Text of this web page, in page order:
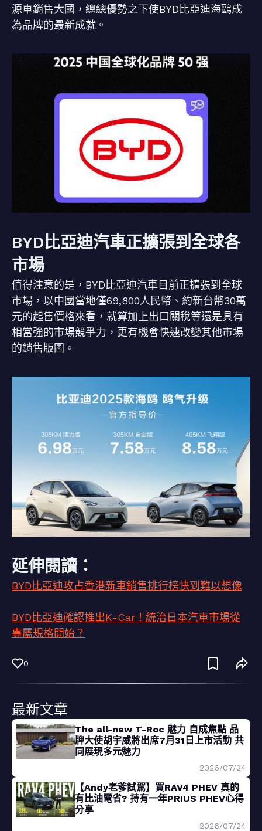
源車銷售大國，總總優勢之下使BYD比亞迪海鷗成
為品牌的最新成就。
BYD比亞迪汽車正擴張到全球各
市場
值得注意的是，BYD比亞迪汽車目前正擴張到全球
市場，以中國當地僅69,800人民幣、約新台幣30萬
元的起售價格來看，就算加上出口關稅等還是具有
相當強的市場競爭力，更有機會快速改變其他市場
的銷售版圖。
延伸閱讀：
BYD比亞迪攻占香港新車銷售排行榜快到難以想像
BYD比亞迪確認推出K-Car！統治日本汽車市場從
專屬規格開始？
0
最新文章
The all-new T-Roc 魅力 自成焦點 品
牌大使胡宇威將出席7月31日上市活動 共
同展現多元魅力
2026/07/24
【Andy老爹試駕】買RAV4 PHEV 真的
有比油電省? 持有一年PRIUS PHEV心得
分享
2026/07/24